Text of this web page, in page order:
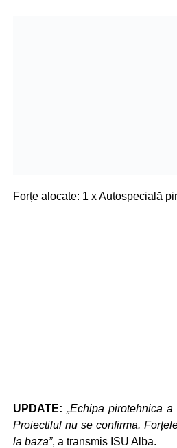
Forțe alocate: 1 x Autospecială
UPDATE: „Echipa pirotehnica
Proiectilul nu se confirma.
la baza”, a transmis ISU Alba.